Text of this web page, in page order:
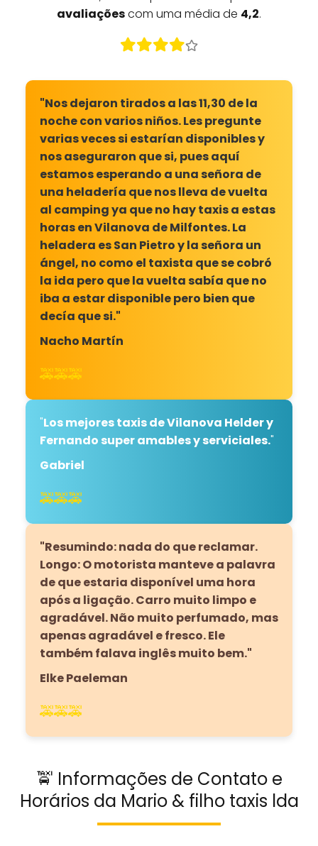
avaliaçõescom uma média de 4,2.
"Nos dejaron tirados a las 11,30 de la
noche con varios niños. Les pregunte
varias veces si estarían disponibles y
nos aseguraron que si, pues aquí
estamos esperando a una señora de
una heladería que nos lleva de vuelta
al camping ya que no hay taxis a estas
horas en Vilanova de Milfontes. La
heladera es San Pietro y la señora un
ángel, no como el taxista que se cobró
la ida pero que la vuelta sabía que no
iba a estar disponible pero bien que
decía que si."
Nacho Martín
🚕🚕🚕
"Los mejores taxis de Vilanova Helder y
Fernando super amables y serviciales."
Gabriel
🚕🚕🚕
"Resumindo: nada do que reclamar.
Longo: O motorista manteve a palavra
de que estaria disponível uma hora
após a ligação. Carro muito limpo e
agradável. Não muito perfumado, mas
apenas agradável e fresco. Ele
também falava inglês muito bem."
Elke Paeleman
🚕🚕🚕
🚖 Informações de Contato e
Horários da Mario & filho taxis lda